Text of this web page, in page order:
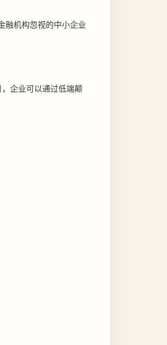
融机构忽视的中小企业
企业可以通过低端颠